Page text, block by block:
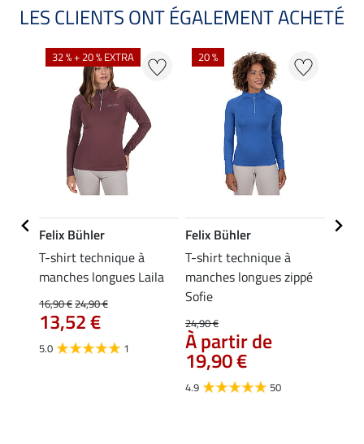
LES CLIENTS ONT ÉGALEMENT ACHETÉ
32 % + 20 % EXTRA
Felix Bühler
T-shirt technique à
manches longues Laila
16,90 €24,90 €
13,52 €
5.0 1
20 %
Felix Bühler
T-shirt technique à
manches longues zippé
Sofie
24,90 €
À partir de
19,90 €
4.9 50